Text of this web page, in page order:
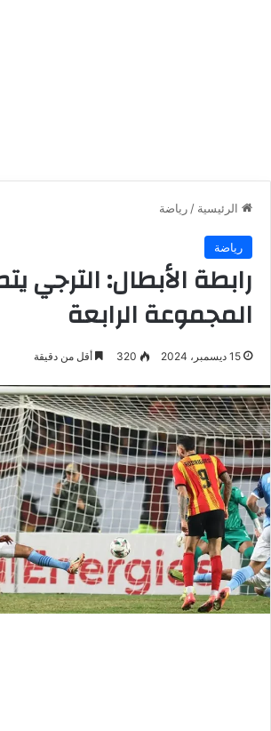
الرئيسية / رياضة
رياضة
رابطة الأبطال: الترجي
المجموعة الرابعة
15 ديسمبر، 2024 320 أقل من دقيقة